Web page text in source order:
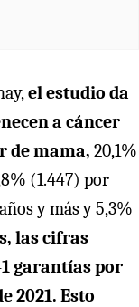
el estudio da
a cáncer
de mama, 20,1%
(1.447) por
y más y 5,3%
las cifras
garantías por
2021. Esto